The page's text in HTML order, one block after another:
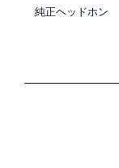
純正ヘッドホン